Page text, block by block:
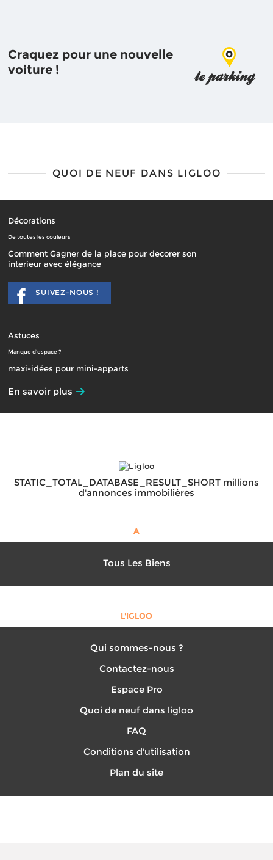
Craquez pour une nouvelle
voiture !
QUOI DE NEUF DANS LIGLOO
Décorations
De toutes les couleurs
Comment Gagner de la place pour decorer son
interieur avec élégance
SUIVEZ-NOUS !
Astuces
Manque d'espace ?
maxi-idées pour mini-apparts
En savoir plus
STATIC_TOTAL_DATABASE_RESULT_SHORT millions
d'annonces immobilières
A
Tous Les Biens
L'IGLOO
Qui sommes-nous ?
Contactez-nous
Espace Pro
Quoi de neuf dans ligloo
FAQ
Conditions d'utilisation
Plan du site